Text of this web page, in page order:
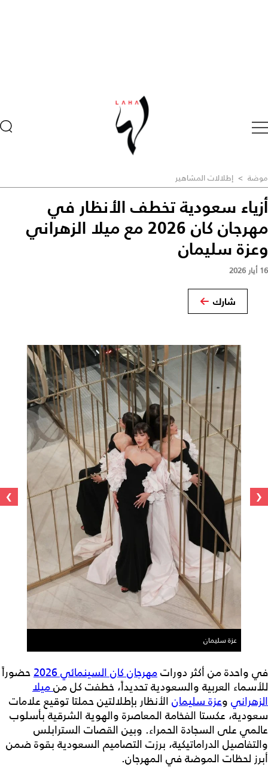
موضة > إطلالات المشاهير
أزياء سعودية تخطف الأنظار في
مهرجان كان 2026 مع ميلا الزهراني
وعزة سليمان
16 أيار 2026
شارك
عزة سليمان
‹
›
في واحدة من أكثر دوراتمهرجان كان السينمائي 2026
حضوراً
للأسماء العربية والسعودية تحديداً، خطفت كل منميلا
الزهراني وعزة سليمان الأنظار بإطلالتين حملتا توقيع علامات
سعودية، عكستا الفخامة المعاصرة والهوية الشرقية بأسلوب
عالمي على السجادة الحمراء. وبين القصات السترابلس
والتفاصيل الدراماتيكية، برزت التصاميم السعودية بقوة ضمن
أبرز لحظات الموضة في المهرجان.